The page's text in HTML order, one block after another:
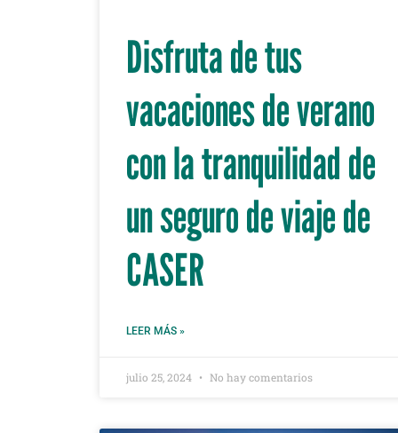
Disfruta de tus
vacaciones de verano
con la tranquilidad de
un seguro de viaje de
CASER
LEER MÁS »
julio 25, 2024 No hay comentarios